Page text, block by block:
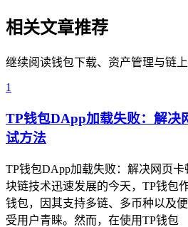
相关文章推荐
继续阅读钱包下载、资产管理与链上
1
TP钱包DApp加载失败：解决
试方法
TP钱包DApp加载失败：解决网页
块链技术迅速发展的今天，TP钱包
钱包，因其支持多链、多币种以及
受用户青睐。然而，在使用TP钱包